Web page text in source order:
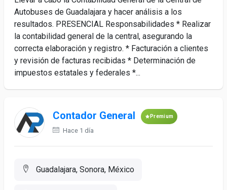
Autobuses de Guadalajara y hacer análisis a los
resultados. PRESENCIAL Responsabilidades * Realizar
la contabilidad general de la central, asegurando la
correcta elaboración y registro. * Facturación a clientes
y revisión de facturas recibidas * Determinación de
impuestos estatales y federales *...
Contador General Premium
Hace 1 día
Guadalajara, Sonora, México